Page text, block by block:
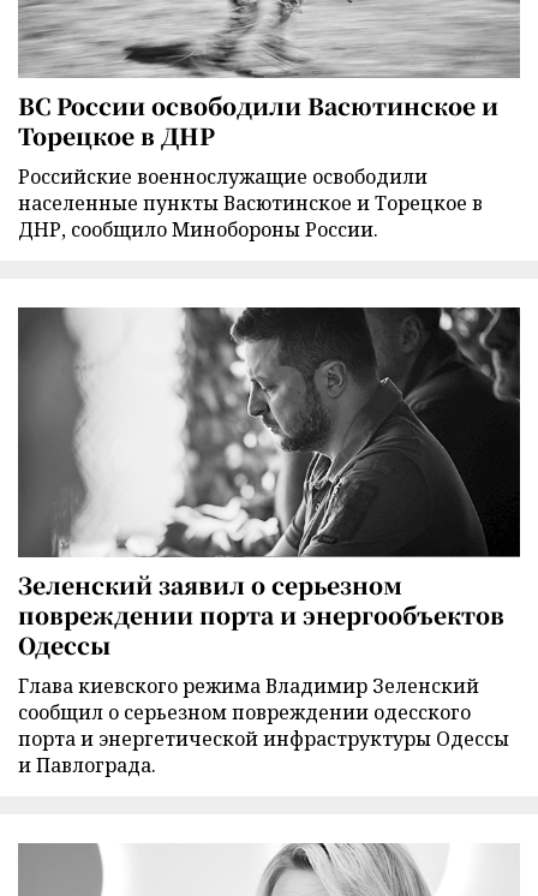
ВС России освободили Васютинское и
Торецкое в ДНР
Российские военнослужащие освободили
населенные пункты Васютинское и Торецкое в
ДНР, сообщило Минобороны России.
Зеленский заявил о серьезном
повреждении порта и энергообъектов
Одессы
Глава киевского режима Владимир Зеленский
сообщил о серьезном повреждении одесского
порта и энергетической инфраструктуры Одессы
и Павлограда.